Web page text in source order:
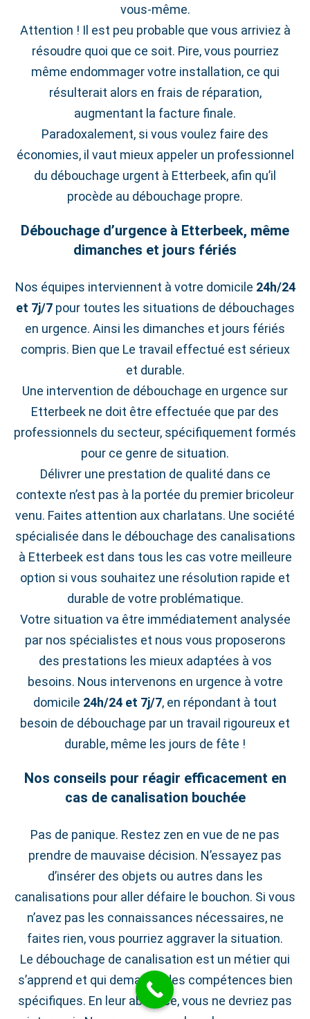
vous-même.
Attention ! Il est peu probable que vous arriviez à
résoudre quoi que ce soit. Pire, vous pourriez
même endommager votre installation, ce qui
résulterait alors en frais de réparation,
augmentant la facture finale.
Paradoxalement, si vous voulez faire des
économies, il vaut mieux appeler un professionnel
du débouchage urgent à Etterbeek, afin qu’il
procède au débouchage propre.
Débouchage d’urgence à Etterbeek, même
dimanches et jours fériés
Nos équipes interviennent à votre domicile 24h/24
et 7j/7pour toutes les situations de débouchages
en urgence. Ainsi les dimanches et jours fériés
compris. Bien que Le travail effectué est sérieux
et durable.
Une intervention de débouchage en urgence sur
Etterbeek ne doit être effectuée que par des
professionnels du secteur, spécifiquement formés
pour ce genre de situation.
Délivrer une prestation de qualité dans ce
contexte n’est pas à la portée du premier bricoleur
venu. Faites attention aux charlatans. Une société
spécialisée dans le débouchage des canalisations
à Etterbeek est dans tous les cas votre meilleure
option si vous souhaitez une résolution rapide et
durable de votre problématique.
Votre situation va être immédiatement analysée
par nos spécialistes et nous vous proposerons
des prestations les mieux adaptées à vos
besoins. Nous intervenons en urgence à votre
domicile 24h/24 et 7j/7, en répondant à tout
besoin de débouchage par un travail rigoureux et
durable, même les jours de fête !
Nos conseils pour réagir efficacement en
cas de canalisation bouchée
Pas de panique. Restez zen en vue de ne pas
prendre de mauvaise décision. N’essayez pas
d’insérer des objets ou autres dans les
canalisations pour aller défaire le bouchon. Si vous
n’avez pas les connaissances nécessaires, ne
faites rien, vous pourriez aggraver la situation.
Le débouchage de canalisation est un métier qui
s’apprend et qui demande des compétences bien
spécifiques. En leur absence, vous ne devriez pas